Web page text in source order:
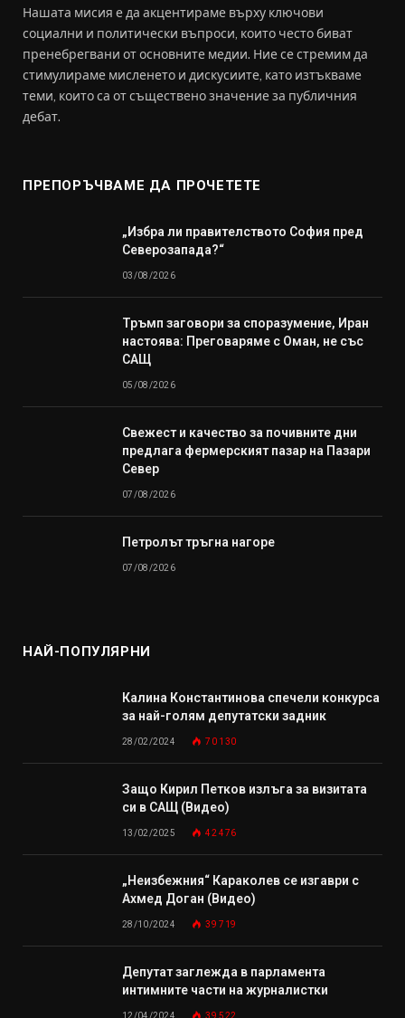
Нашата мисия е да акцентираме върху ключови
социални и политически въпроси, които често биват
пренебрегвани от основните медии. Ние се стремим да
стимулираме мисленето и дискусиите, като изтъкваме
теми, които са от съществено значение за публичния
дебат.
ПРЕПОРЪЧВАМЕ ДА ПРОЧЕТЕТЕ
„Избра ли правителството София пред
Северозапада?“
03/08/2026
Тръмп заговори за споразумение, Иран
настоява: Преговаряме с Оман, не със
САЩ
05/08/2026
Свежест и качество за почивните дни
предлага фермерският пазар на Пазари
Север
07/08/2026
Петролът тръгна нагоре
07/08/2026
НАЙ-ПОПУЛЯРНИ
Калина Константинова спечели конкурса
за най-голям депутатски задник
28/02/2024 70 130
Защо Кирил Петков излъга за визитата
си в САЩ (Видео)
13/02/2025 42 476
„Неизбежния“ Караколев се изгаври с
Ахмед Доган (Видео)
28/10/2024 39 719
Депутат заглежда в парламента
интимните части на журналистки